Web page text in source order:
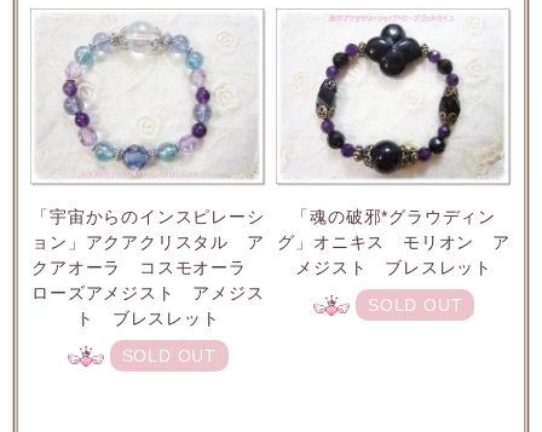
「宇宙からのインスピレーシ
ョン」アクアクリスタル ア
クアオーラ コスモオーラ
ローズアメジスト アメジス
ト ブレスレット
SOLD OUT
「魂の破邪*グラウディン
グ」オニキス モリオン ア
メジスト ブレスレット
SOLD OUT